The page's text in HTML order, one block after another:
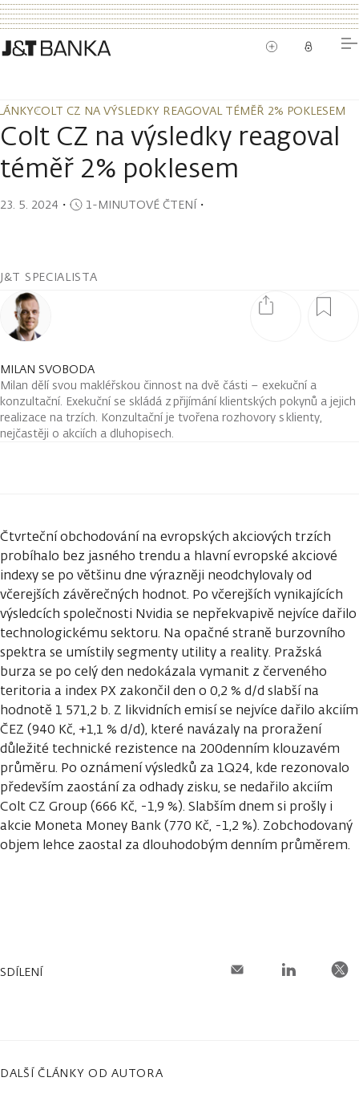
COLT CZ NA VÝSLEDKY REAGOVAL TÉMĚŘ 2% POKLESEM
COLT CZ NA VÝSLEDKY REAGOVAL TÉMĚŘ 2% POKLESEM
Colt CZ na výsledky reagoval
téměř 2% poklesem
23. 5. 2024 ・ 1-MINUTOVÉ ČTENÍ・
J&T SPECIALISTA
MILAN SVOBODA
Milan dělí svou makléřskou činnost na dvě části – exekuční a
konzultační. Exekuční se skládá z přijímání klientských pokynů a jejich
realizace na trzích. Konzultační je tvořena rozhovory s klienty,
nejčastěji o akciích a dluhopisech.
Čtvrteční obchodování na evropských akciových trzích
probíhalo bez jasného trendu a hlavní evropské akciové
indexy se po většinu dne výrazněji neodchylovaly od
včerejších závěrečných hodnot. Po včerejších vynikajících
výsledcích společnosti Nvidia se nepřekvapivě nejvíce dařilo
technologickému sektoru. Na opačné straně burzovního
spektra se umístily segmenty utility a reality. Pražská
burza se po celý den nedokázala vymanit z červeného
teritoria a index PX zakončil den o 0,2 % d/d slabší na
hodnotě 1 571,2 b. Z likvidních emisí se nejvíce dařilo akciím
ČEZ (940 Kč, +1,1 % d/d), které navázaly na proražení
důležité technické rezistence na 200denním klouzavém
průměru. Po oznámení výsledků za 1Q24, kde rezonovalo
především zaostání za odhady zisku, se nedařilo akciím
Colt CZ Group (666 Kč, -1,9 %). Slabším dnem si prošly i
akcie Moneta Money Bank (770 Kč, -1,2 %). Zobchodovaný
objem lehce zaostal za dlouhodobým denním průměrem.
SDÍLENÍ
DALŠÍ ČLÁNKY OD AUTORA